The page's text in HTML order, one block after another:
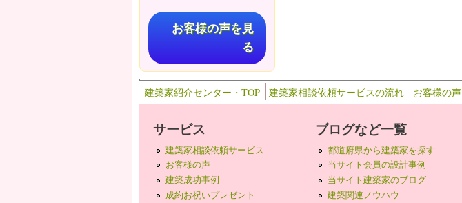
お客様の声を見
る
建築家紹介センター・TOP 建築家相談依頼サービスの流れ お客様の声
サービス
建築家相談依頼サービス
お客様の声
建築成功事例
成約お祝いプレゼント
ブログなど一覧
都道府県から建築家を探す
当サイト会員の設計事例
当サイト建築家のブログ
建築関連ノウハウ